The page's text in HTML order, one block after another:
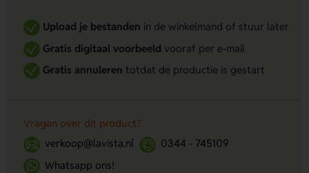
Upload je bestanden in de winkelmand of stuur later
Gratis digitaal voorbeeldvooraf per e-mail
Gratis annuleren totdat de productie is gestart
Vragen over dit product?
verkoop@lavista.nl
0344 - 745109
Whatsapp ons!